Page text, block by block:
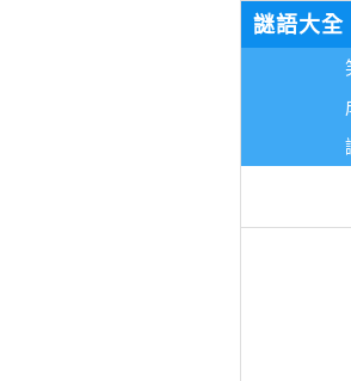
謎語大全